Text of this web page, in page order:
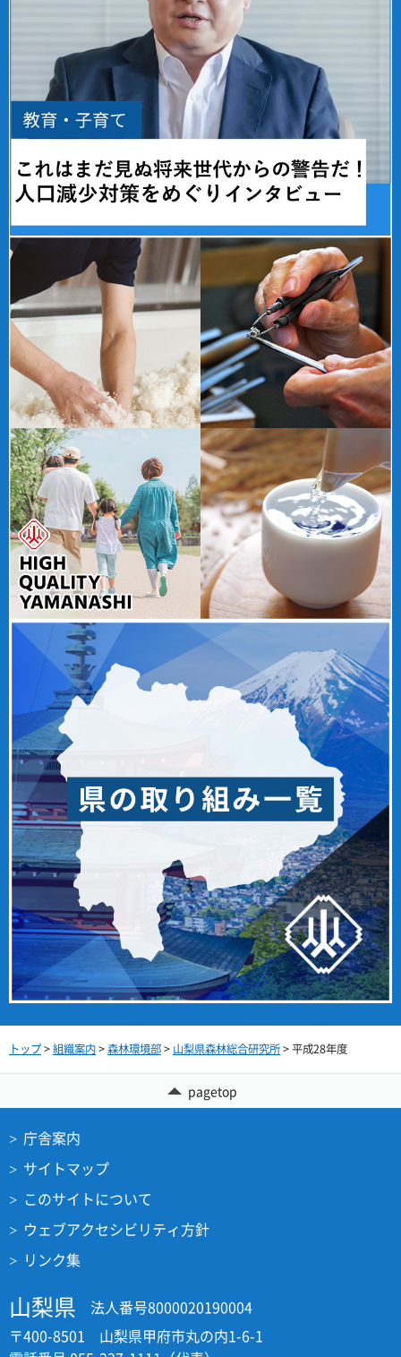
トップ>組織案内>森林環境部> 山梨県森林総合研究所> 平成28年度
pagetop
庁舎案内
サイトマップ
このサイトについて
ウェブアクセシビリティ方針
リンク集
山梨県
法人番号8000020190004
〒400-8501 山梨県甲府市丸の内1-6-1